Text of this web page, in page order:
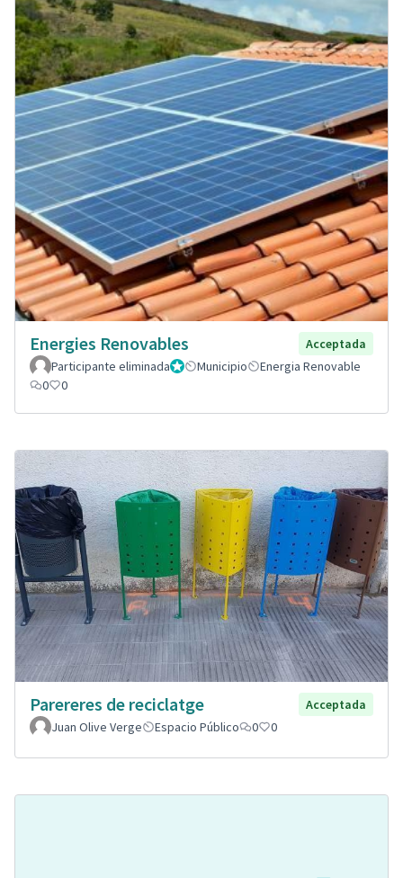
Energies Renovables
Acceptada
Participante eliminadaAdministrador
Municipio
Energia Renovable
0
0
Parereres de reciclatge
Acceptada
Juan Olive Verge
Espacio Público 0 0